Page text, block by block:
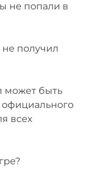
не попали в
не получил
может быть
всех